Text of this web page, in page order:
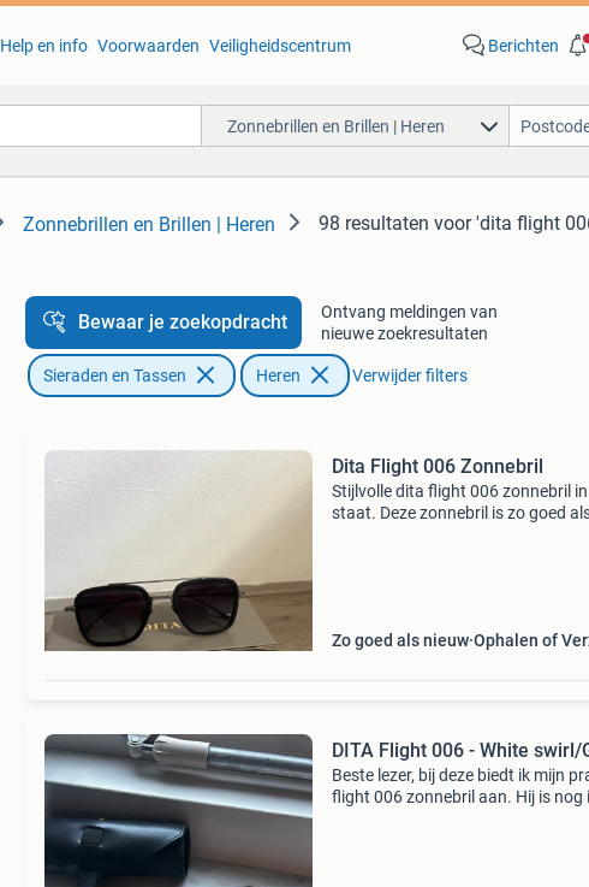
Help en info Voorwaarden Veiligheidscentrum Berichten
Zonnebrillen en Brillen | Heren
Zonnebrillen en Brillen | Heren 98 resultaten voor 'dita flight
Bewaar je zoekopdracht
Ontvang meldingen van
nieuwe zoekresultaten
Sieraden en Tassen Heren Verwijder filters
Dita Flight 006 Zonnebril
Stijlvolle dita flight 006 zonnebril
staat. Deze zonnebril is zo goed
Zo goed als nieuw Ophalen of
DITA Flight 006 - White swirl/
Beste lezer, bij deze biedt ik mijn
flight 006 zonnebril aan. Hij is nog